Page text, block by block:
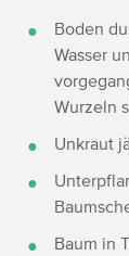
Boden
Wasser
Wurzeln
Unkraut
Baum in